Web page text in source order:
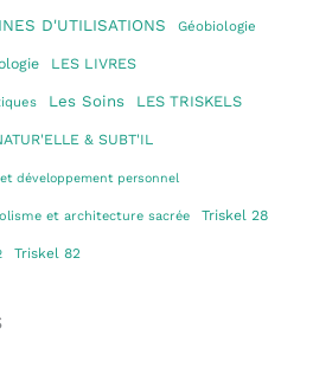
D'UTILISATIONS Géobiologie
LES LIVRES
Les Soins LES TRISKELS
& SUBT'IL
développement personnel
et architecture sacrée Triskel 28
Triskel 82